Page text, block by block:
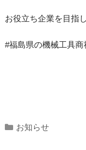
お役立ち企業を目
#福島県の機械工具
Categories
お知らせ